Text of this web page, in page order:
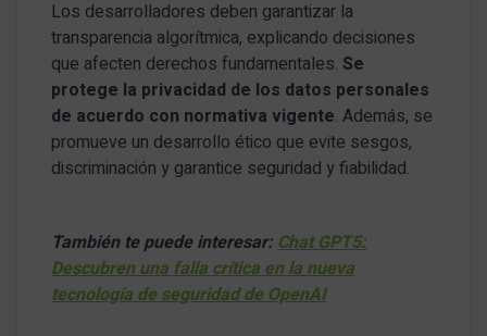
Los desarrolladores deben garantizar la
transparencia algorítmica, explicando decisiones
que afecten derechos fundamentales. Se
protege la privacidad de los datos personales
de acuerdo con normativa vigente. Además, se
promueve un desarrollo ético que evite sesgos,
discriminación y garantice seguridad y fiabilidad.
También te puede interesar:Chat GPT5:
Descubren una falla crítica en la nueva
tecnología de seguridad de OpenAI